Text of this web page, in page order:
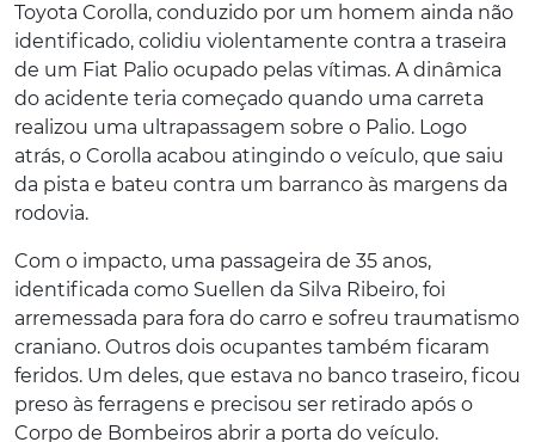
Toyota Corolla, conduzido por um homem ainda não
identificado, colidiu violentamente contra a traseira
de um Fiat Palio ocupado pelas vítimas. A dinâmica
do acidente teria começado quando uma carreta
realizou uma ultrapassagem sobre o Palio. Logo
atrás, o Corolla acabou atingindo o veículo, que saiu
da pista e bateu contra um barranco às margens da
rodovia.
Com o impacto, uma passageira de 35 anos,
identificada como Suellen da Silva Ribeiro, foi
arremessada para fora do carro e sofreu traumatismo
craniano. Outros dois ocupantes também ficaram
feridos. Um deles, que estava no banco traseiro, ficou
preso às ferragens e precisou ser retirado após o
Corpo de Bombeiros abrir a porta do veículo.